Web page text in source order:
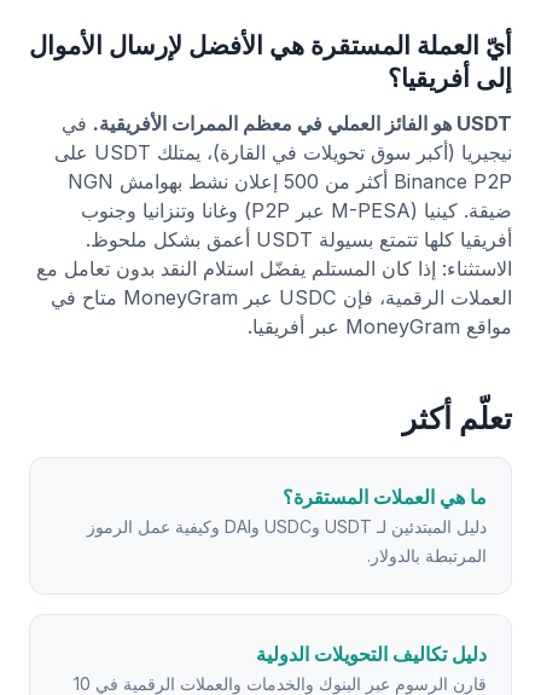
أيّ العملة المستقرة هي الأفضل لإرسال الأموال
إلى أفريقيا؟
USDT هو الفائز العملي في معظم الممرات الأفريقية.
في
نيجيريا (أكبر سوق تحويلات في القارة)، يمتلك USDT على
Binance P2P أكثر من 500 إعلان نشط بهوامش NGN
ضيقة. كينيا (M-PESA عبر P2P) وغانا وتنزانيا وجنوب
أفريقيا كلها تتمتع بسيولة USDT أعمق بشكل ملحوظ.
الاستثناء: إذا كان المستلم يفضّل استلام النقد بدون تعامل مع
العملات الرقمية، فإن USDC عبر MoneyGram متاح في
مواقع MoneyGram عبر أفريقيا.
تعلّم أكثر
ما هي العملات المستقرة؟
دليل المبتدئين لـ USDT وUSDC وDAI وكيفية عمل الرموز
المرتبطة بالدولار.
دليل تكاليف التحويلات الدولية
قارن الرسوم عبر البنوك والخدمات والعملات الرقمية في 10